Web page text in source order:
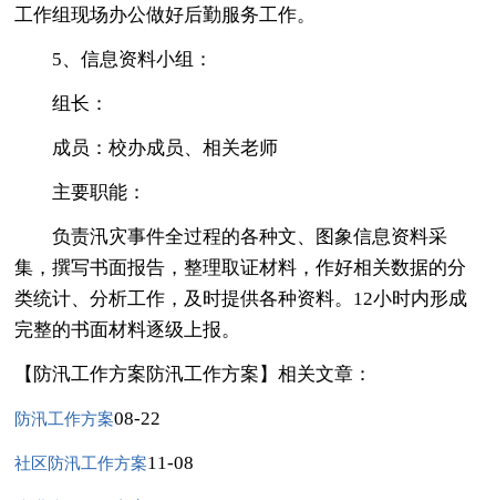
工作组现场办公做好后勤服务工作。
5、信息资料小组：
组长：
成员：校办成员、相关老师
主要职能：
负责汛灾事件全过程的各种文、图象信息资料采
集，撰写书面报告，整理取证材料，作好相关数据的分
类统计、分析工作，及时提供各种资料。12小时内形成
完整的书面材料逐级上报。
【防汛工作方案防汛工作方案】相关文章：
防汛工作方案08-22
社区防汛工作方案11-08